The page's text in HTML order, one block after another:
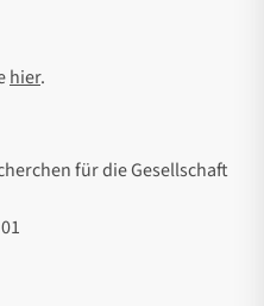
hier.
für die Gesellschaft